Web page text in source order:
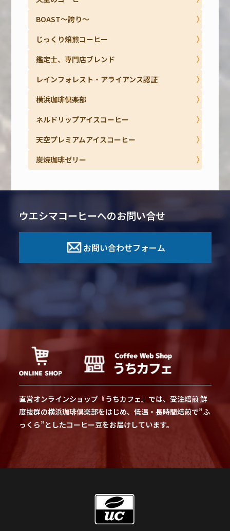
BOAST～誇り～
じっくり焙煎コーヒー
鑑定士、専門店ブレンド
レインフォレスト・アライアンス認証
横浜珈琲倶楽部
ネルドリップアイスコーヒー
天空プレミアムアイスコーヒー
炭焼珈琲ゼリー
ウエシマコーヒーへのお問い合せ
お問い合わせフォーム
直営オンラインショップ『うちカフェ』では、受注焙煎 鮮
度抜群の横浜珈琲倶楽部をはじめ、低温・長時間焙煎で”ふ
っくら”としたコーヒー豆をお届けしています。